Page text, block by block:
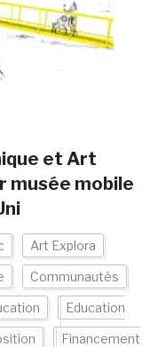
et Art
musée mobile
Art Explora
Communautés
Education
Financement